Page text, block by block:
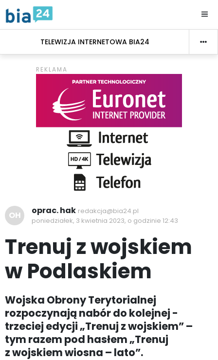
TELEWIZJA INTERNETOWA BIA24
OH oprac. hak redakcja@bia24.pl
poniedziałek, 3 kwietnia 2023, o godzinie 12:43
Trenuj z wojskiem
w Podlaskiem
Wojska Obrony Terytorialnej
rozpoczynają nabór do kolejnej -
trzeciej edycji „Trenuj z wojskiem” –
tym razem pod hasłem „Trenuj
z wojskiem wiosna – lato”.